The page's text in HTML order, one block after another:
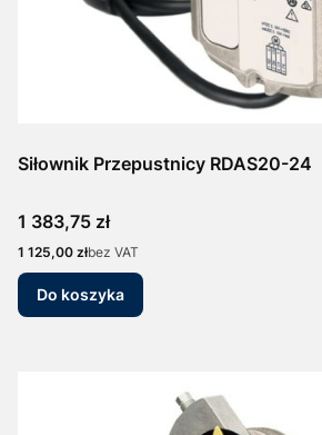
Siłownik Przepustnicy RDAS20-24
Cena
1 383,75 zł
Cena
1 125,00 złbez VAT
Do koszyka